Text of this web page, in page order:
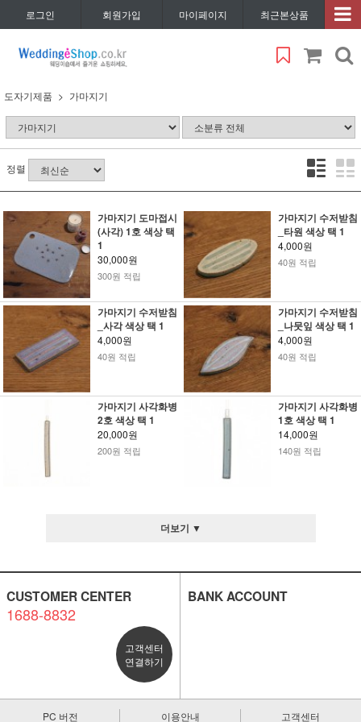
로그인 회원가입 마이페이지 최근본상품
도자기제품 가마지기
정렬
가마지기 도마접시
(사각) 1호 색상 택
1
30,000원
300원 적립
가마지기 수저받침
_타원 색상 택 1
4,000원
40원 적립
가마지기 수저받침
_사각 색상 택 1
4,000원
40원 적립
가마지기 수저받침
_나뭇잎 색상 택 1
4,000원
40원 적립
가마지기 사각화병
2호 색상 택 1
20,000원
200원 적립
가마지기 사각화병
1호 색상 택 1
14,000원
140원 적립
더보기 ▼
CUSTOMER CENTER
1688-8832
고객센터
연결하기
BANK ACCOUNT
PC 버전 이용안내 고객센터